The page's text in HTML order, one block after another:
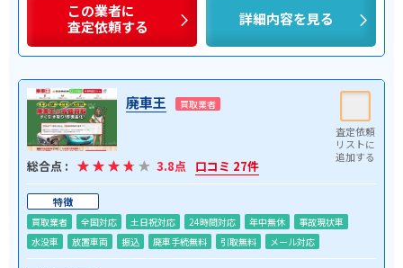
この業者に
査定依頼する
詳細内容を見る
廃車王 買取業者
総合点 : 3.8点 口コミ 27件
特徴
買取業者 全国対応 土日祝対応 24時間対応 年中無休
事故現状車
水没車
放置車両 振込 廃車手続無料 引取無料 メール対応